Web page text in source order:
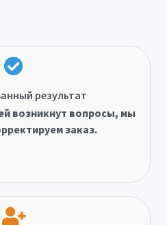
результат
возникнут вопросы, мы
заказ.